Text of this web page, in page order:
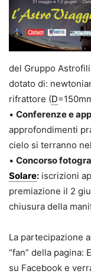
del Gruppo
dotato di:
rifrattore (D
• Conferenze e
approfondimenti
cielo si terranno
• Concorso
Solare: iscrizioni
premiazione il 2
chiusura della
La partecipazione
“fan” della pagina:
su Facebook e